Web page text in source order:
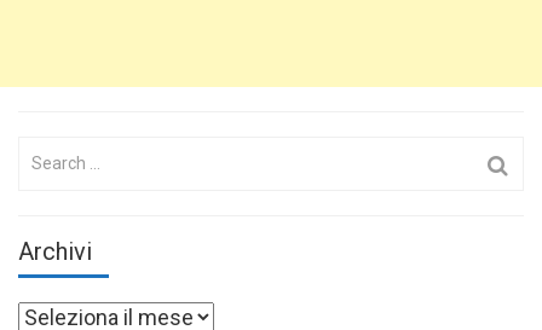
Search
Archivi
Archivi